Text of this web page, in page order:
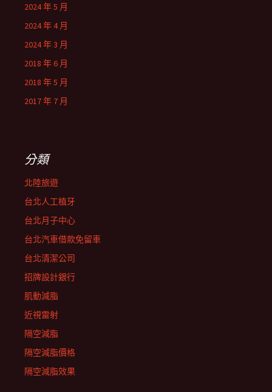
2024 年 5 月
2024 年 4 月
2024 年 3 月
2018 年 6 月
2018 年 5 月
2017 年 7 月
分類
北陸旅遊
台北人工植牙
台北月子中心
台北汽車借款免留車
台北清潔公司
招牌設計銀行
肌動減脂
近視雷射
隔空減脂
隔空減脂價格
隔空減脂效果